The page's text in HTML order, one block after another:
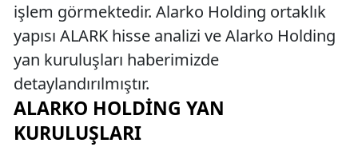
işlem görmektedir. Alarko Holding ortaklık
yapısı ALARK hisse analizi ve Alarko Holding
yan kuruluşları haberimizde
detaylandırılmıştır.
ALARKO HOLDING YAN
KURULUŞLARI